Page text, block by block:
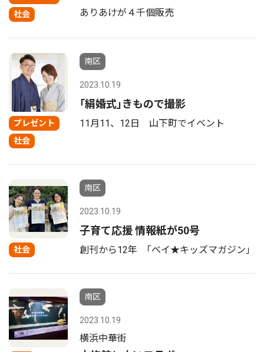
社会
ありあけが４千個販売
プレゼント
社会
南区
2023.10.19
｢絹婚式｣きもので撮影
11月11、12日 山下町でイベント
社会
南区
2023.10.19
子育て応援 情報紙が50号
創刊から12年 ｢ベイ★キッズマガジン｣
南区
2023.10.19
横浜中華街